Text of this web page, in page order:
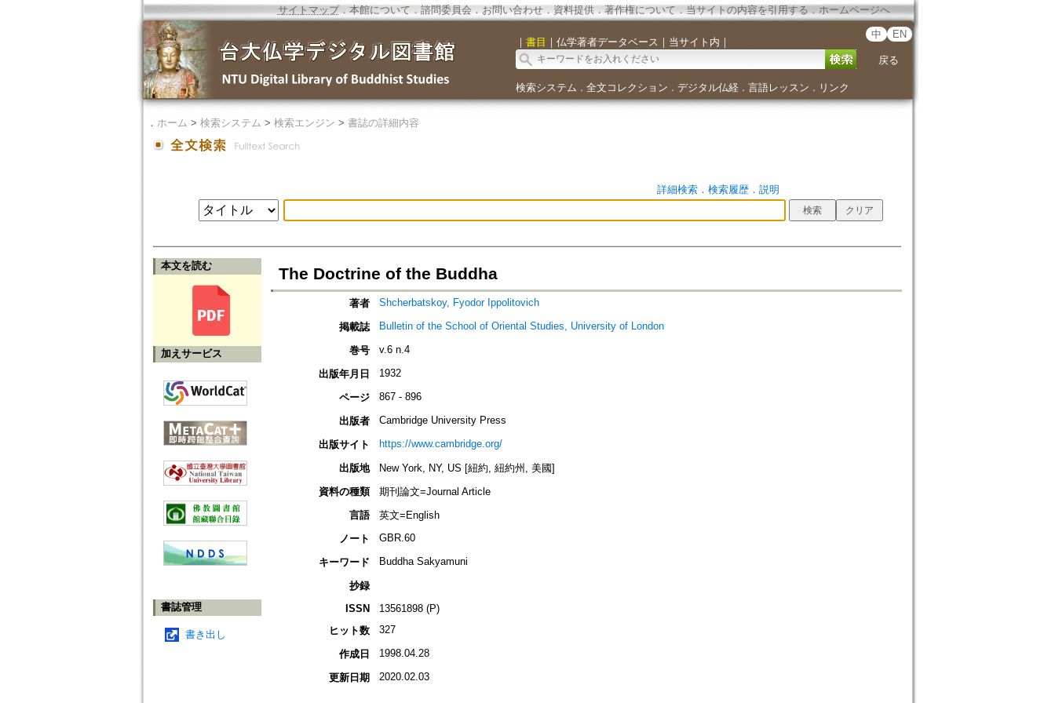
サイトマップ．本館について ． 諮問委員会． お問い合わせ． 資料提供． 著作権について．当サイトの内容を引用する ． ホームページへ
｜ 書目 ｜ 仏学著者データベース ｜ 当サイト内 ｜
中 EN
戻る
検索システム ． 全文コレクション ． デジタル仏経． 言語レッスン ． リンク
． ホーム > 検索システム > 検索エンジン > 書誌の詳細内容
詳細検索． 検索履歴． 説明
本文を読む
加えサービス
書誌管理
書き出し
The Doctrine of the Buddha
著者 Shcherbatskoy, Fyodor Ippolitovich
掲載誌 Bulletin of the School of Oriental Studies, University of London
巻号 v.6 n.4
出版年月日 1932
ページ 867 - 896
出版者 Cambridge University Press
出版サイト https://www.cambridge.org/
出版地
New York, NY, US [紐約, 紐約州, 美國]
資料の種類
期刊論文=Journal Article
言語
英文=English
ノート
GBR.60
キーワード Buddha Sakyamuni
抄録
ISSN
13561898 (P)
ヒット数
327
作成日 1998.04.28
更新日期 2020.02.03